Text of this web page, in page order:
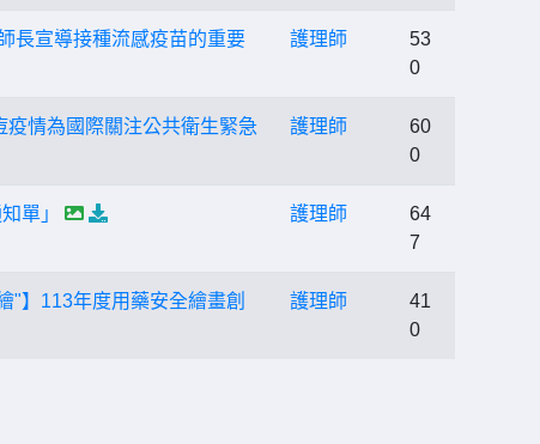
長宣導接種流感疫苗的重要
護理師
53
0
情為國際關注公共衛生緊急
護理師
60
0
單」 護理師
64
7
"】113年度用藥安全繪畫創
護理師
41
0